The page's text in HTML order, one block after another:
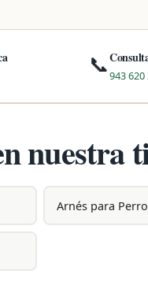
📞943 620
nuestra
Arnés para Perro